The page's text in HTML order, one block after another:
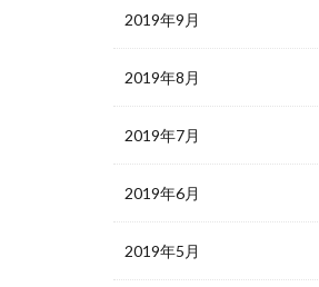
2019年9月
2019年8月
2019年7月
2019年6月
2019年5月